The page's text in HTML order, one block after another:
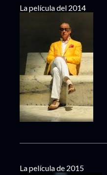
La película del 2014
La película de 2015